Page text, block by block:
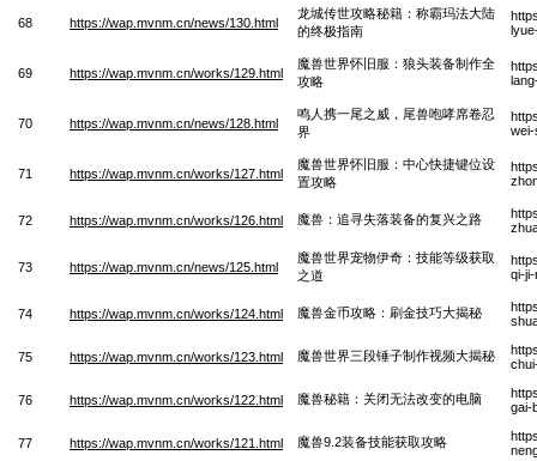
68 https://wap.mvnm.cn/news/130.html
龙城传世攻略秘籍：称霸玛法大陆
的终极指南
69 https://wap.mvnm.cn/works/129.html
魔兽世界怀旧服：狼头装备制作全
攻略
70 https://wap.mvnm.cn/news/128.html
鸣人携一尾之威，尾兽咆哮席卷忍
界
71 https://wap.mvnm.cn/works/127.html
魔兽世界怀旧服：中心快捷键位设
置攻略
72 https://wap.mvnm.cn/works/126.html 魔兽：追寻失落装备的复兴之路
73 https://wap.mvnm.cn/news/125.html
魔兽世界宠物伊奇：技能等级获取
之道
qi-
74 https://wap.mvnm.cn/works/124.html 魔兽金币攻略：刷金技巧大揭秘
75 https://wap.mvnm.cn/works/123.html 魔兽世界三段锤子制作视频大揭秘
76 https://wap.mvnm.cn/works/122.html 魔兽秘籍：关闭无法改变的电脑
gai-
77 https://wap.mvnm.cn/works/121.html 魔兽9.2装备技能获取攻略